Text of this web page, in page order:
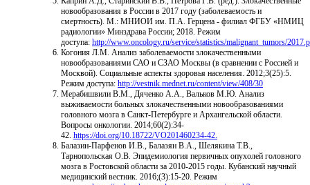
новообразования в России в 2017 году (заболеваемость и
смертность). М.: МНИОИ им. П.А. Герцена - филиал ФГБУ «НМИЦ
радиологии» Минздрава России; 2018. Режим
доступа: http://www.oncology.ru/service/statistics/malignant_tumors/
Когония Л.М. Анализ заболеваемости злокачественными
новообразованиями САО и СЗАО Москвы (в сравнении с Россией и
Москвой). Социальные аспекты здоровья населения. 2012;3(25):5.
Режим доступа: http://vestnik.mednet.ru/content/view/408/30
Мерабишвили В.М., Дяченко А.А., Вальков М.Ю. Анализ
выживаемости больных злокачественными новообразованиями
головного мозга в Санкт-Петербурге и Архангельской области.
Вопросы онкологии. 2014;60(2):34-
42. https://doi.org/10.18722/VO201460234-42.
Балазин-Парфенов И.В., Балазян В.А., Шелякина Т.В.,
Тарнопольская О.В. Эпидемиология первичных опухолей головного
мозга в Ростовской области за 2010-2015 годы. Кубанский научный
медицинский вестник. 2016;(3):15-20. Режим